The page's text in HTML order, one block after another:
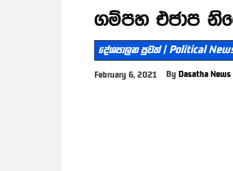
ගම්පහ එජාප
දේශපාලන පුවත් | Political
February 6, 2021 By Dasatha News